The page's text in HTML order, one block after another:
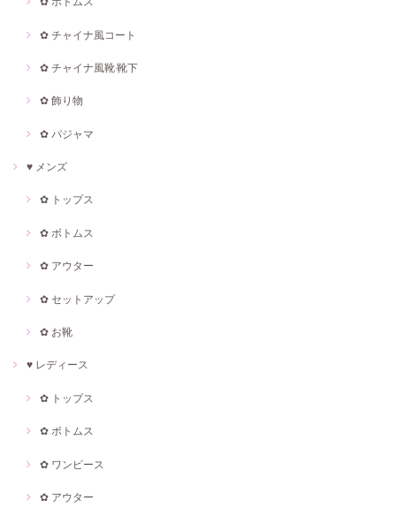
✿ チャイナ風コート
✿ チャイナ風靴·靴下
✿ 飾り物
✿ パジャマ
♥ メンズ
✿ トップス
✿ ボトムス
✿ アウター
✿ セットアップ
✿ お靴
♥ レディース
✿ トップス
✿ ボトムス
✿ ワンピース
✿ アウター